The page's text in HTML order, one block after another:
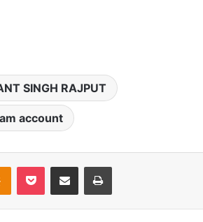
SINGH RAJPUT
account